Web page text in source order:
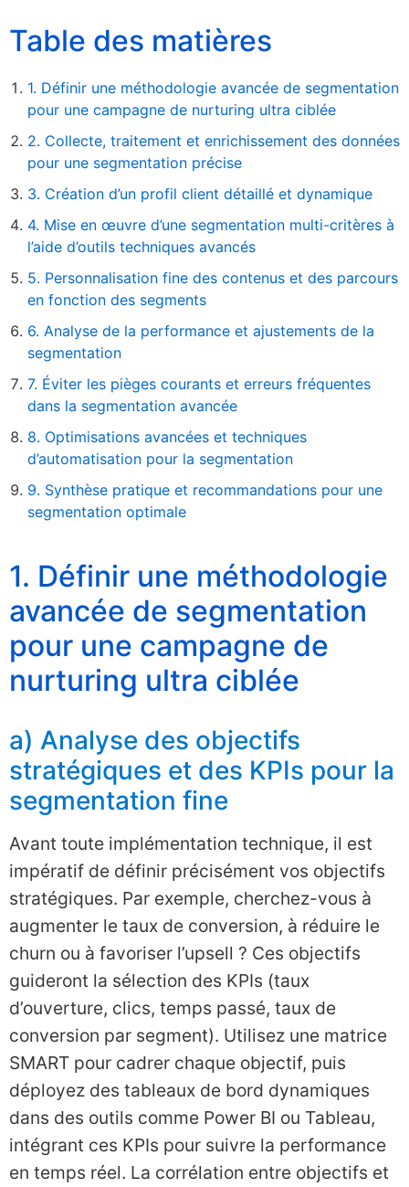
Table des matières
1. Définir une méthodologie avancée de segmentation
pour une campagne de nurturing ultra ciblée
2. Collecte, traitement et enrichissement des données
pour une segmentation précise
3. Création d’un profil client détaillé et dynamique
4. Mise en œuvre d’une segmentation multi-critères à
l’aide d’outils techniques avancés
5. Personnalisation fine des contenus et des parcours
en fonction des segments
6. Analyse de la performance et ajustements de la
segmentation
7. Éviter les pièges courants et erreurs fréquentes
dans la segmentation avancée
8. Optimisations avancées et techniques
d’automatisation pour la segmentation
9. Synthèse pratique et recommandations pour une
segmentation optimale
1. Définir une méthodologie
avancée de segmentation
pour une campagne de
nurturing ultra ciblée
a) Analyse des objectifs
stratégiques et des KPIs pour la
segmentation fine
Avant toute implémentation technique, il est
impératif de définir précisément vos objectifs
stratégiques. Par exemple, cherchez-vous à
augmenter le taux de conversion, à réduire le
churn ou à favoriser l’upsell ? Ces objectifs
guideront la sélection des KPIs (taux
d’ouverture, clics, temps passé, taux de
conversion par segment). Utilisez une matrice
SMART pour cadrer chaque objectif, puis
déployez des tableaux de bord dynamiques
dans des outils comme Power BI ou Tableau,
intégrant ces KPIs pour suivre la performance
en temps réel. La corrélation entre objectifs et